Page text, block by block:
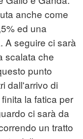
anche come
ed una
A seguire ci sarà
scalata che
punto
dall'arrivo di
la fatica per
ci sarà da
un tratto